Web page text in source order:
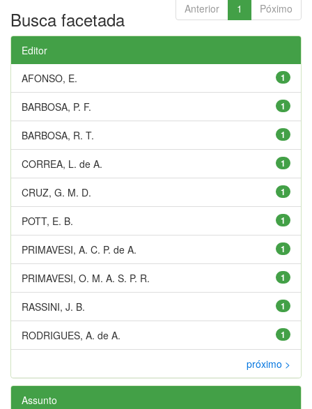
Anterior 1 Póximo
Busca facetada
Editor
1
AFONSO, E.
1
BARBOSA, P. F.
1
BARBOSA, R. T.
1
CORREA, L. de A.
1
CRUZ, G. M. D.
1
POTT, E. B.
1
PRIMAVESI, A. C. P. de A.
1
PRIMAVESI, O. M. A. S. P. R.
1
RASSINI, J. B.
1
RODRIGUES, A. de A.
próximo >
Assunto